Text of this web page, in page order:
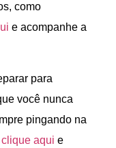
como
e acompanhe a
para
você nunca
pingando na
clique aqui e